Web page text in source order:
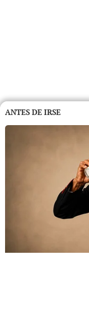
ANTES DE IRSE